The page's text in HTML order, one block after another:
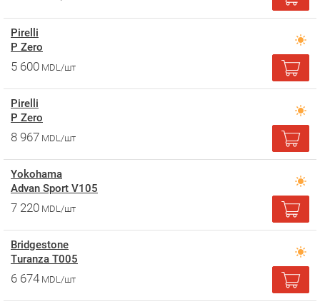
Pirelli
P Zero
5 600 MDL/шт
Pirelli
P Zero
8 967 MDL/шт
Yokohama
Advan Sport V105
7 220 MDL/шт
Bridgestone
Turanza T005
6 674 MDL/шт